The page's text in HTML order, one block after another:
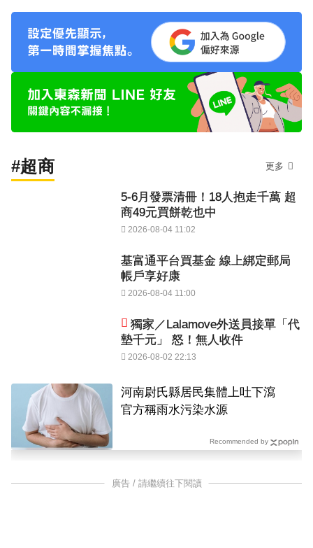
#超商 更多
5-6月發票清冊！18人抱走千萬 超
商49元買餅乾也中
2026-08-04 11:02
基富通平台買基金 線上綁定郵局
帳戶享好康
2026-08-04 11:00
獨家／Lalamove外送員接單「代
墊千元」 怒！無人收件
2026-08-02 22:13
河南尉氏縣居民集體上吐下瀉
官方稱雨水污染水源
Recommended by
廣告 / 請繼續往下閱讀